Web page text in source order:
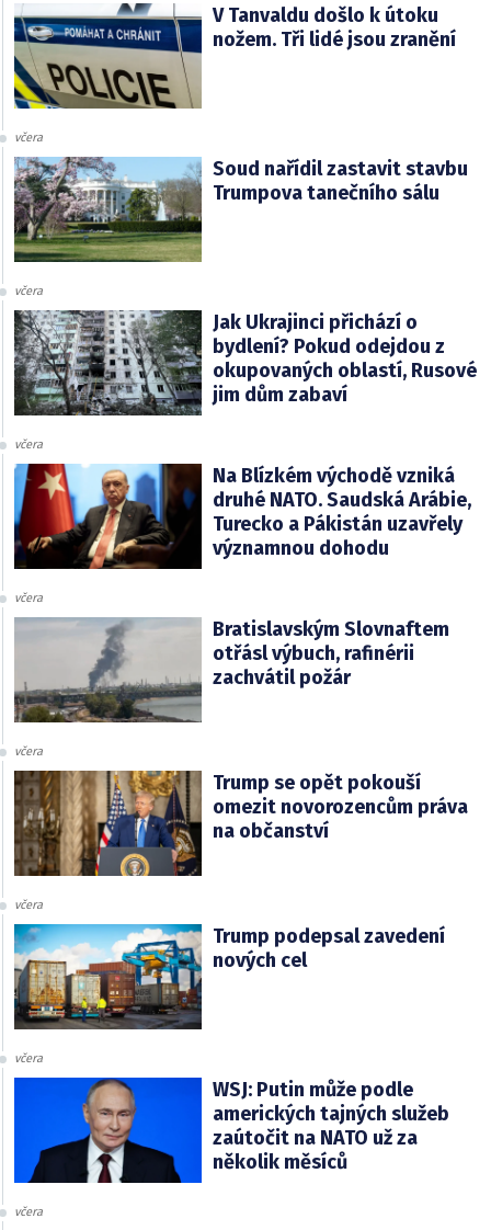
V Tanvaldu došlo k útoku
nožem. Tři lidé jsou zranění
včera
Soud nařídil zastavit stavbu
Trumpova tanečního sálu
včera
Jak Ukrajinci přichází o
bydlení? Pokud odejdou z
okupovaných oblastí, Rusové
jim dům zabaví
včera
Na Blízkém východě vzniká
druhé NATO. Saudská Arábie,
Turecko a Pákistán uzavřely
významnou dohodu
včera
Bratislavským Slovnaftem
otřásl výbuch, rafinérii
zachvátil požár
včera
Trump se opět pokouší
omezit novorozencům práva
na občanství
včera
Trump podepsal zavedení
nových cel
včera
WSJ: Putin může podle
amerických tajných služeb
zaútočit na NATO už za
několik měsíců
včera